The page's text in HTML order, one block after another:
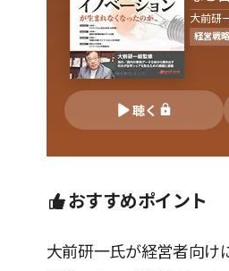
大前研
経営戦略
聴く
おすすめポイント
大前研一氏が経営者向け